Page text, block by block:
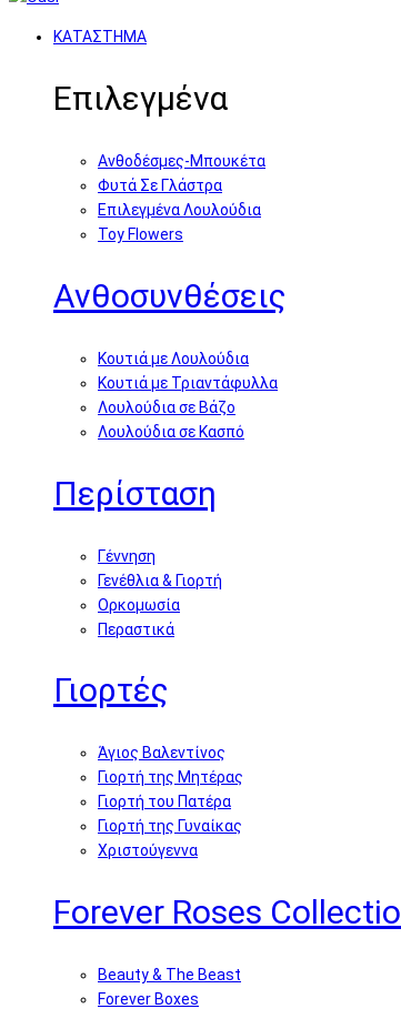
ΚΑΤΑΣΤΗΜΑ
Επιλεγμένα
Ανθοδέσμες-Μπουκέτα
Φυτά Σε Γλάστρα
Επιλεγμένα Λουλούδια
Toy Flowers
Ανθοσυνθέσεις
Κουτιά με Λουλούδια
Κουτιά με Τριαντάφυλλα
Λουλούδια σε Βάζο
Λουλούδια σε Κασπό
Περίσταση
Γέννηση
Γενέθλια & Γιορτή
Ορκομωσία
Περαστικά
Γιορτές
Άγιος Βαλεντίνος
Γιορτή της Μητέρας
Γιορτή του Πατέρα
Γιορτή της Γυναίκας
Χριστούγεννα
Forever Roses
Beauty & The Beast
Forever Boxes